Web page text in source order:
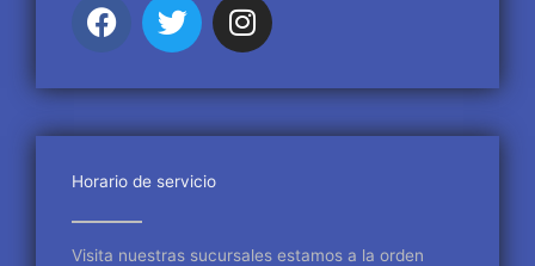
a
e
b
o
k
w
t
t
r
n
t
a
m
Horario de servicio
Visita nuestras sucursales estamos a la orden